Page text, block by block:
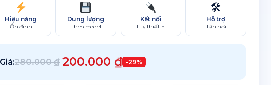
Hiệu năng
Ổn định
Dung lượng
Theo model
Kết nối
Tùy thiết bị
🛠
Hỗ trợ
Tận nơi
Giá:280.000₫ 200.000 ₫ -29%